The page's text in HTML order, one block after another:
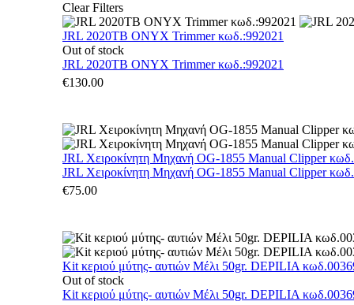
Clear Filters
JRL 2020TB ONYX Trimmer κωδ.:992021
Out of stock
JRL 2020TB ONYX Trimmer κωδ.:992021
€130.00
JRL Χειροκίνητη Μηχανή OG-1855 Manual Clipper
JRL Χειροκίνητη Μηχανή OG-1855 Manual Clipper
€75.00
Kit κεριού μύτης- αυτιών Μέλι 50gr. DEPILIA
Out of stock
Kit κεριού μύτης- αυτιών Μέλι 50gr. DEPILIA